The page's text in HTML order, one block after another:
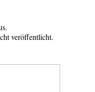
veröffentlicht.